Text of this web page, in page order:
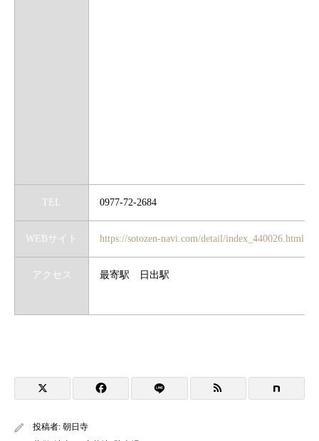
TEL 0977-72-2684
WEBサイト https://sotozen-navi.com/detail/index_440026.html
アクセス 最寄駅 日出駅
投稿者: 朝日寺